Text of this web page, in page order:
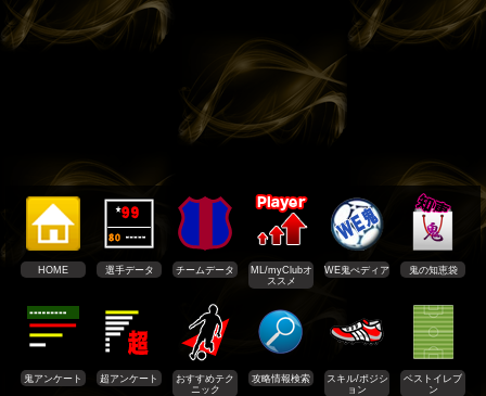
HOME 選手データ チームデータ
ML/myClubオ
ススメ
WE鬼ぺディア 鬼の知恵袋
鬼アンケート 超アンケート
おすすめテク
ニック
攻略情報検索
スキル/ポジシ
ョン
ベストイレブ
ン